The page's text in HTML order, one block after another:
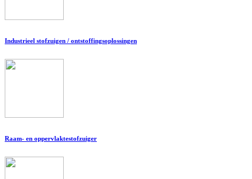
Industrieel stofzuigen / ontstoffingsoplossingen
Raam- en oppervlaktestofzuiger